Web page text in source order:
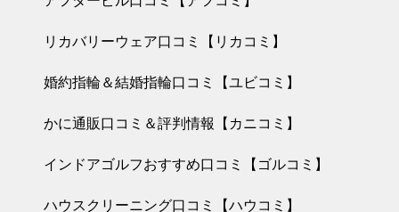
ミュゼ（ミュ
ゼプラチナ
ーンの過去一
2025年全掲
ミュゼ全店舗口
毛の効果は？
リカバリーウェア口コミ【リカコミ】
婚約指輪＆結婚指輪口コミ【ユビコミ】
かに通販口コミ＆評判情報【カニコミ】
インドアゴルフおすすめ口コミ【ゴルコミ】
ハウスクリーニング口コミ【ハウコミ】